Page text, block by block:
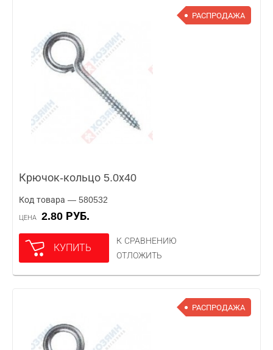
РАСПРОДАЖА
Крючок-кольцо 5.0х40
Код товара — 580532
ЦЕНА 2.80 РУБ.
КУПИТЬ
К СРАВНЕНИЮ
ОТЛОЖИТЬ
РАСПРОДАЖА